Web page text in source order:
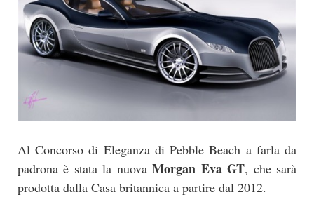
Al Concorso di Eleganza di Pebble Beach a farla da
padrona è stata la nuovaMorgan Eva GT, che sarà
prodotta dalla Casa britannica a partire dal 2012.